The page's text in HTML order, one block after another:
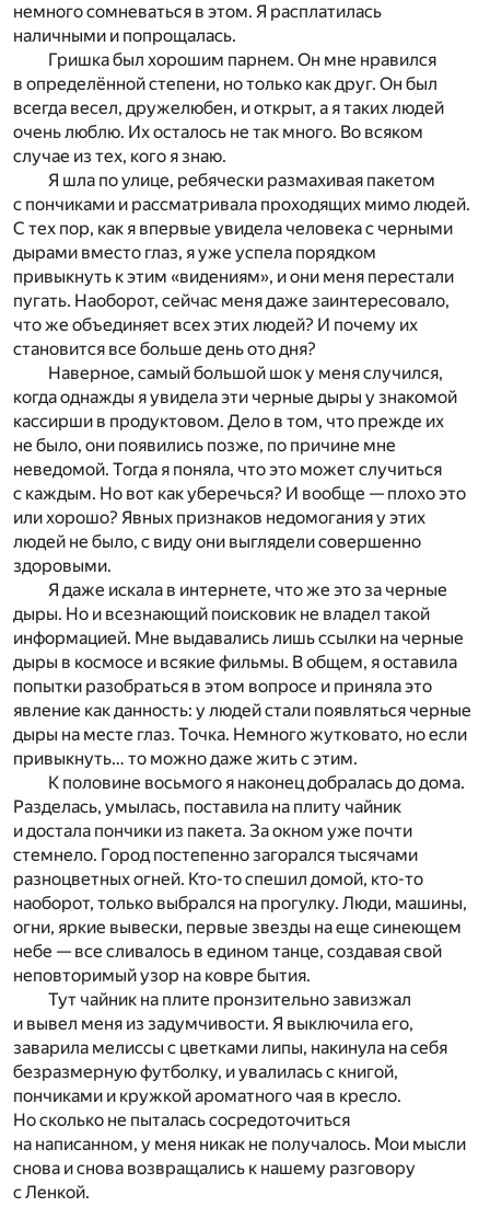
немного сомневаться в этом. Я расплатилась
наличными и попрощалась.
Гришка был хорошим парнем. Он мне нравился
в определённой степени, но только как друг. Он был
всегда весел, дружелюбен, и открыт, а я таких людей
очень люблю. Их осталось не так много. Во всяком
случае из тех, кого я знаю.
Я шла по улице, ребячески размахивая пакетом
с пончиками и рассматривала проходящих мимо людей.
С тех пор, как я впервые увидела человека с черными
дырами вместо глаз, я уже успела порядком
привыкнуть к этим «видениям», и они меня перестали
пугать. Наоборот, сейчас меня даже заинтересовало,
что же объединяет всех этих людей? И почему их
становится все больше день ото дня?
Наверное, самый большой шок у меня случился,
когда однажды я увидела эти черные дыры у знакомой
кассирши в продуктовом. Дело в том, что прежде их
не было, они появились позже, по причине мне
неведомой. Тогда я поняла, что это может случиться
с каждым. Но вот как уберечься? И вообще — плохо это
или хорошо? Явных признаков недомогания у этих
людей не было, с виду они выглядели совершенно
здоровыми.
Я даже искала в интернете, что же это за черные
дыры. Но и всезнающий поисковик не владел такой
информацией. Мне выдавались лишь ссылки на черные
дыры в космосе и всякие фильмы. В общем, я оставила
попытки разобраться в этом вопросе и приняла это
явление как данность: у людей стали появляться черные
дыры на месте глаз. Точка. Немного жутковато, но если
привыкнуть… то можно даже жить с этим.
К половине восьмого я наконец добралась до дома.
Разделась, умылась, поставила на плиту чайник
и достала пончики из пакета. За окном уже почти
стемнело. Город постепенно загорался тысячами
разноцветных огней. Кто-то спешил домой, кто-то
наоборот, только выбрался на прогулку. Люди, машины,
огни, яркие вывески, первые звезды на еще синеющем
небе — все сливалось в едином танце, создавая свой
неповторимый узор на ковре бытия.
Тут чайник на плите пронзительно завизжал
и вывел меня из задумчивости. Я выключила его,
заварила мелиссы с цветками липы, накинула на себя
безразмерную футболку, и увалилась с книгой,
пончиками и кружкой ароматного чая в кресло.
Но сколько не пыталась сосредоточиться
на написанном, у меня никак не получалось. Мои мысли
снова и снова возвращались к нашему разговору
с Ленкой.